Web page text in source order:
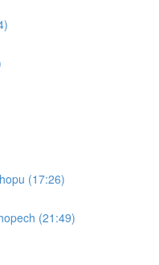
(17:26)
(21:49)